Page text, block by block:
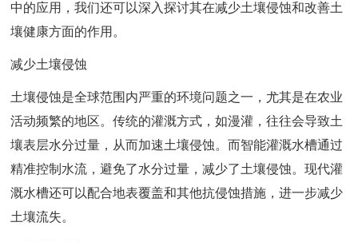
中的应用，我们还可以深入探讨其在减少土壤侵蚀和改善土
壤健康方面的作用。
减少土壤侵蚀
土壤侵蚀是全球范围内严重的环境问题之一，尤其是在农业
活动频繁的地区。传统的灌溉方式，如漫灌，往往会导致土
壤表层水分过量，从而加速土壤侵蚀。而智能灌溉水槽通过
精准控制水流，避免了水分过量，减少了土壤侵蚀。现代灌
溉水槽还可以配合地表覆盖和其他抗侵蚀措施，进一步减少
土壤流失。